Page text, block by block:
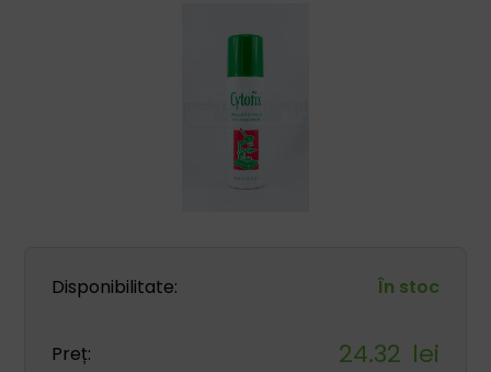
Disponibilitate: În stoc
Preț: 24.32 lei